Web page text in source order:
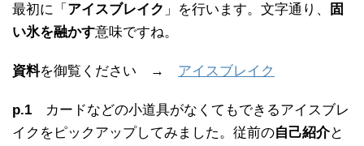
最初に「 アイスブレイク 」を行います。文字通り、
固
い氷を融かす意味ですね。
資料を御覧ください → アイスブレイク
p.1 カードなどの小道具がなくてもできるアイスブレ
イクをピックアップしてみました。従前の自己紹介と